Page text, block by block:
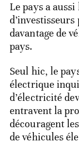
Le pays a
davantage de
pays.
Seul hic, le
électrique
d’électricité
entravent la
découragent
de véhicules